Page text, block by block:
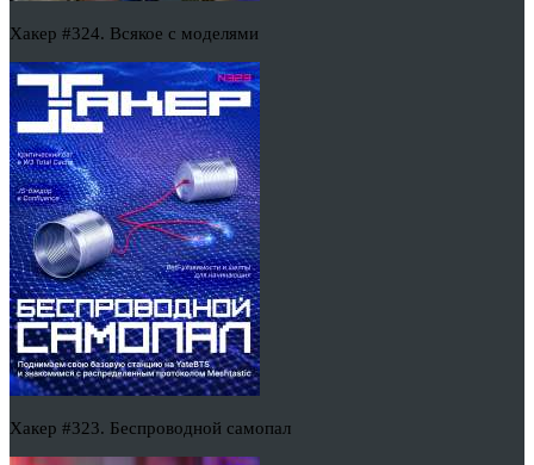
Хакер #324. Всякое с моделями
Хакер #323. Беспроводной самопал